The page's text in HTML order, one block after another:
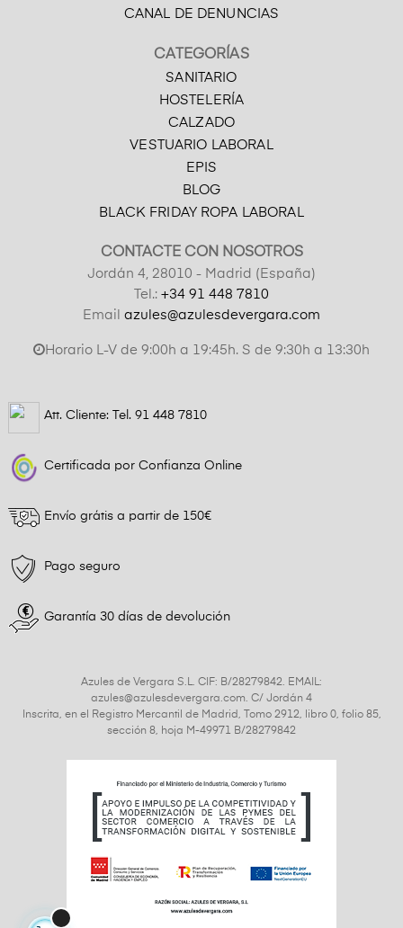
CANAL DE DENUNCIAS
CATEGORÍAS
SANITARIO
HOSTELERÍA
CALZADO
VESTUARIO LABORAL
EPIS
BLOG
BLACK FRIDAY ROPA LABORAL
CONTACTE CON NOSOTROS
Jordán 4, 28010 - Madrid (España)
Tel.: +34 91 448 7810
Email azules@azulesdevergara.com
Horario L-V de 9:00h a 19:45h. S de 9:30h a 13:30h
Att. Cliente: Tel. 91 448 7810
Certificada por Confianza Online
Envío grátis a partir de 150€
Pago seguro
Garantía 30 días de devolución
Azules de Vergara S.L. CIF: B/28279842. EMAIL:
azules@azulesdevergara.com. C/ Jordán 4
Inscrita, en el Registro Mercantil de Madrid, Tomo 2912, libro 0, folio 85,
sección 8, hoja M-49971 B/28279842